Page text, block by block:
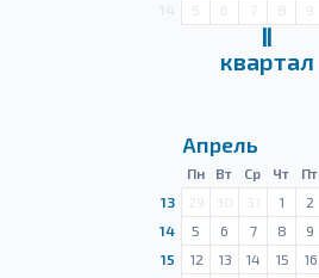
5 6 7 8 9
Ⅱ
квартал
Апрель
Пн Вт Ср Чт Пт
13
29 30 31 1 2
14
5 6 7 8 9
15
12 13 14 15 16